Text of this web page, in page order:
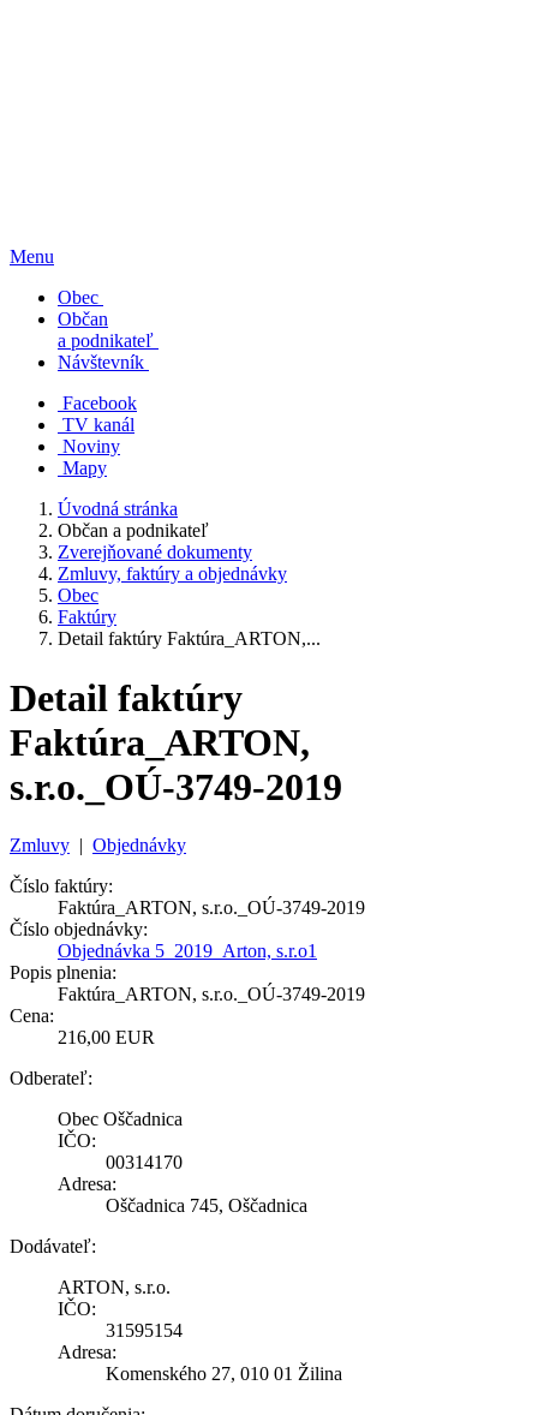
Menu
Obec
Občan
a podnikateľ
Návštevník
Facebook
TV kanál
Noviny
Mapy
Úvodná stránka
Občan a podnikateľ
Zverejňované dokumenty
Zmluvy, faktúry a objednávky
Obec
Faktúry
Detail faktúry Faktúra_ARTON,...
Detail faktúry
Faktúra_ARTON,
s.r.o._OÚ-3749-2019
Zmluvy | Objednávky
Číslo faktúry:
Faktúra_ARTON, s.r.o._OÚ-3749-2019
Číslo objednávky:
Objednávka 5_2019_Arton, s.r.o1
Popis plnenia:
Faktúra_ARTON, s.r.o._OÚ-3749-2019
Cena:
216,00 EUR
Odberateľ:
Obec Oščadnica
IČO:
00314170
Adresa:
Oščadnica 745, Oščadnica
Dodávateľ:
ARTON, s.r.o.
IČO:
31595154
Adresa:
Komenského 27, 010 01 Žilina